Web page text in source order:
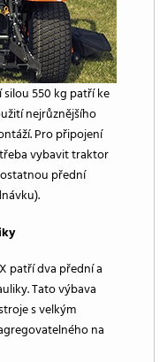
550 kg patří ke
nejrůznějšího
Pro připojení
vybavit traktor
přední
patří dva přední a
Tato výbava
s velkým
na